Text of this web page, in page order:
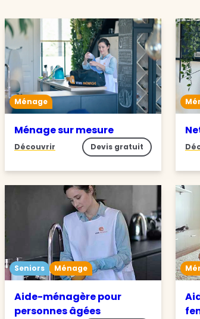
Ménage
Ménage sur mesure
Découvrir Devis gratuit
Seniors Ménage
Aide-ménagère pour
personnes âgées